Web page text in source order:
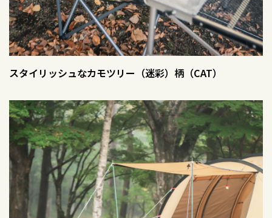
スタイリッシュなカモツリー（迷彩）柄（CAT）